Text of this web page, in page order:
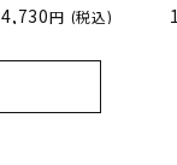
4,730 (税込)